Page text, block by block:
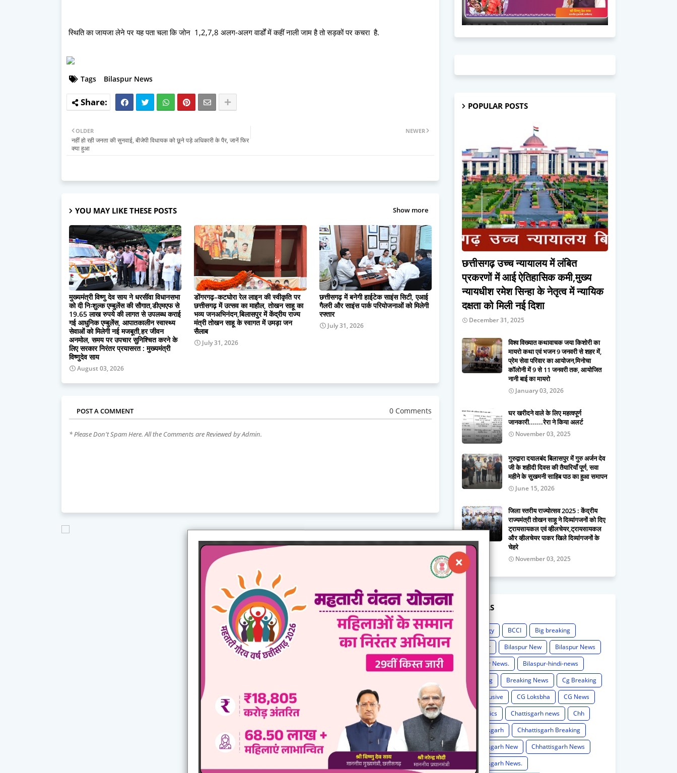
स्थिति का जायजा लेने पर यह पता चला कि जोन 1,2,7,8 अलग-अलग वार्डों में कहीं नाली जाम है तो सड़कों पर कचरा है.
Tags Bilaspur News
NEWER
OLDER
नहीं हो रही जनता की सुनवाई, बीजेपी विधायक को छूने पड़े अधिकारी के पैर, जानें फिर
क्या हुआ
YOU MAY LIKE THESE POSTS Show more
मुख्यमंत्री विष्णु देव साय ने धरसींवा विधानसभा
को दी निःशुल्क एम्बुलेंस की सौगात,डीएमएफ से
19.65 लाख रुपये की लागत से उपलब्ध कराई
गई आधुनिक एम्बुलेंस, आपातकालीन स्वास्थ्य
सेवाओं को मिलेगी नई मजबूती,हर जीवन
अनमोल, समय पर उपचार सुनिश्चित करने के
लिए सरकार निरंतर प्रयासरत : मुख्यमंत्री
विष्णुदेव साय
August 03, 2026
डोंगरगढ़–कटघोरा रेल लाइन की स्वीकृति पर
छत्तीसगढ़ में उत्सव का माहौल, तोखन साहू का
भव्य जनअभिनंदन,बिलासपुर में केंद्रीय राज्य
मंत्री तोखन साहू के स्वागत में उमड़ा जन
सैलाब
July 31, 2026
छत्तीसगढ़ में बनेगी हाईटेक साइंस सिटी, एआई
गैलरी और साइंस पार्क परियोजनाओं को मिलेगी
रफ्तार
July 31, 2026
POST A COMMENT 0 Comments
* Please Don't Spam Here. All the Comments are Reviewed by Admin.
POPULAR POSTS
छत्तीसगढ़ उच्च न्यायालय में लंबित
प्रकरणों में आई ऐतिहासिक कमी,मुख्य
न्यायधीश रमेश सिन्हा के नेतृत्व में न्यायिक
दक्षता को मिली नई दिशा
December 31, 2025
विश्व विख्यात कथावाचक जया किशोरी का
मायरो कथा एवं भजन 9 जनवरी से शहर में,
प्रेम सेवा परिवार का आयोजन,मिनोचा
कॉलोनी में 9 से 11 जनवरी तक, आयोजित
नानी बाई का मायरो
January 03, 2026
घर खरीदने वाले के लिए महत्वपूर्ण
जानकारी.......रेरा ने किया अलर्ट
November 03, 2025
गुरुद्वारा दयालबंद बिलासपुर में गुरु अर्जन देव
जी के शहीदी दिवस की तैयारियाँ पूर्ण, सवा
महीने के सुखमनी साहिब पाठ का हुआ समापन
June 15, 2026
जिला स्तरीय राज्योत्सव 2025 : केंद्रीय
राज्यमंत्री तोखन साहू ने दिव्यांगजनों को दिए
ट्रायसायकल एवं व्हीलचेयर,ट्रायसायकल
और व्हीलचेयर पाकर खिले दिव्यांगजनों के
चेहरे
November 03, 2025
LABELS
Astrology BCCI
Big breaking
Bilaspur
Bilaspur New
Bilaspur News
Bilaspur News.
Bilaspur-hindi-news
Breaking
Breaking News
Cg Breaking
CG exclusive
CG Loksbha
CG News
CG politics
Chattisgarh news
Chh
Chhattisgarh
Chhattisgarh Breaking
Chhattisgarh New
Chhattisgarh News
Chhattisgarh News.